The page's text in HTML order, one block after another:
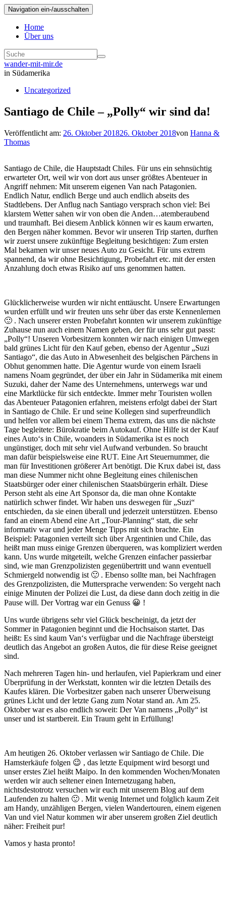
Navigation ein-/ausschalten
Home
Über uns
wander-mit-mir.de
in Südamerika
Uncategorized
Santiago de Chile – „Polly“ wir sind da!
Veröffentlicht am: 26. Oktober 201826. Oktober 2018von Hanna &
Thomas
Santiago de Chile, die Hauptstadt Chiles. Für uns ein sehnsüchtig
erwarteter Ort, weil wir von dort aus unser größtes Abenteuer in
Angriff nehmen: Mit unserem eigenen Van nach Patagonien.
Endlich Natur, endlich Berge und auch endlich abseits des
Stadtlebens. Der Anflug nach Santiago versprach schon viel: Bei
klarstem Wetter sahen wir von oben die Anden…atemberaubend
und traumhaft. Bei diesem Anblick können wir es kaum erwarten,
den Bergen näher kommen. Bevor wir unseren Trip starten, durften
wir zuerst unsere zukünftige Begleitung besichtigen: Zum ersten
Mal bekamen wir unser neues Auto zu Gesicht. Für uns extrem
spannend, da wir ohne Besichtigung, Probefahrt etc. mit der ersten
Anzahlung doch etwas Risiko auf uns genommen hatten.
Glücklicherweise wurden wir nicht enttäuscht. Unsere Erwartungen
wurden erfüllt und wir freuten uns sehr über das erste Kennenlernen
🙂 . Nach unserer ersten Probefahrt konnten wir unserem zukünftige
Zuhause nun auch einem Namen geben, der für uns sehr gut passt:
„Polly“! Unseren Vorbesitzern konnten wir nach einigen Umwegen
bald grünes Licht für den Kauf geben, ebenso der Agentur „Suzi
Santiago“, die das Auto in Abwesenheit des belgischen Pärchens in
Obhut genommen hatte. Die Agentur wurde von einem Israeli
namens Noam gegründet, der über ein Jahr in Südamerika mit einem
Suzuki, daher der Name des Unternehmens, unterwegs war und
eine Marktlücke für sich entdeckte. Immer mehr Touristen wollen
das Abenteuer Patagonien erfahren, meistens erfolgt dabei der Start
in Santiago de Chile. Er und seine Kollegen sind superfreundlich
und helfen vor allem bei einem Thema extrem, das uns die nächste
Tage begleitete: Bürokratie beim Autokauf. Ohne Hilfe ist der Kauf
eines Auto‘s in Chile, woanders in Südamerika ist es noch
ungünstiger, doch mit sehr viel Aufwand verbunden. So braucht
man dafür beispielsweise eine RUT. Eine Art Steuernummer, die
man für Investitionen größerer Art benötigt. Die Krux dabei ist, dass
man diese Nummer nicht ohne Begleitung eines chilenischen
Staatsbürger oder einer chilenischen Staatsbürgerin erhält. Diese
Person steht als eine Art Sponsor da, die man ohne Kontakte
natürlich schwer findet. Wir haben uns deswegen für „Suzi“
entschieden, da sie einen überall und jederzeit unterstützen. Ebenso
fand an einem Abend eine Art „Tour-Planning“ statt, die sehr
informativ war und jeder Menge Tipps mit sich brachte. Ein
Beispiel: Patagonien verteilt sich über Argentinien und Chile, das
heißt man muss einige Grenzen überqueren, was kompliziert werden
kann. Uns wurde mitgeteilt, welche Grenzen einfacher passierbar
sind, wie man Grenzpolizisten gegenübertritt und wann eventuell
Schmiergeld notwendig ist 🙂 . Ebenso sollte man, bei Nachfragen
des Grenzpolizisten, die Muttersprache verwenden: So vergeht nach
einige Minuten der Polizei die Lust, da diese dann doch zeitig in die
Pause will. Der Vortrag war ein Genuss 😀 !
Uns wurde übrigens sehr viel Glück bescheinigt, da jetzt der
Sommer in Patagonien beginnt und die Hochsaison startet. Das
heißt: Es sind kaum Van‘s verfügbar und die Nachfrage übersteigt
deutlich das Angebot an großen Autos, die für diese Reise geeignet
sind.
Nach mehreren Tagen hin- und herlaufen, viel Papierkram und einer
Überprüfung in der Werkstatt, konnten wir die letzten Details des
Kaufes klären. Die Vorbesitzer gaben nach unserer Überweisung
grünes Licht und der letzte Gang zum Notar stand an. Am 25.
Oktober war es also endlich soweit: Der Van namens „Polly“ ist
unser und ist startbereit. Ein Traum geht in Erfüllung!
Am heutigen 26. Oktober verlassen wir Santiago de Chile. Die
Hamsterkäufe folgen 😉 , das letzte Equipment wird besorgt und
unser erstes Ziel heißt Maipo. In den kommenden Wochen/Monaten
werden wir auch seltener einen Internetzugang haben,
nichtsdestotrotz versuchen wir euch mit unserem Blog auf dem
Laufenden zu halten 🙂 . Mit wenig Internet und folglich kaum Zeit
am Handy, unzähligen Bergen, vielen Wandertouren, einem eigenen
Van und viel Natur kommen wir aber unserem großen Ziel deutlich
näher: Freiheit pur!
Vamos y hasta pronto!